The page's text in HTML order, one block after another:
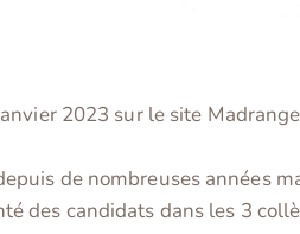
2023 sur le site
de nombreuses années
des candidats dans les 3